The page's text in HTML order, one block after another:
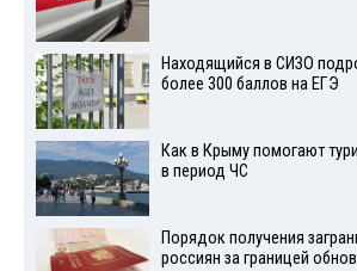
Находящийся в СИЗО
более 300 баллов на ЕГЭ
Как в Крыму помогают
в период ЧС
Порядок получения
россиян за границей